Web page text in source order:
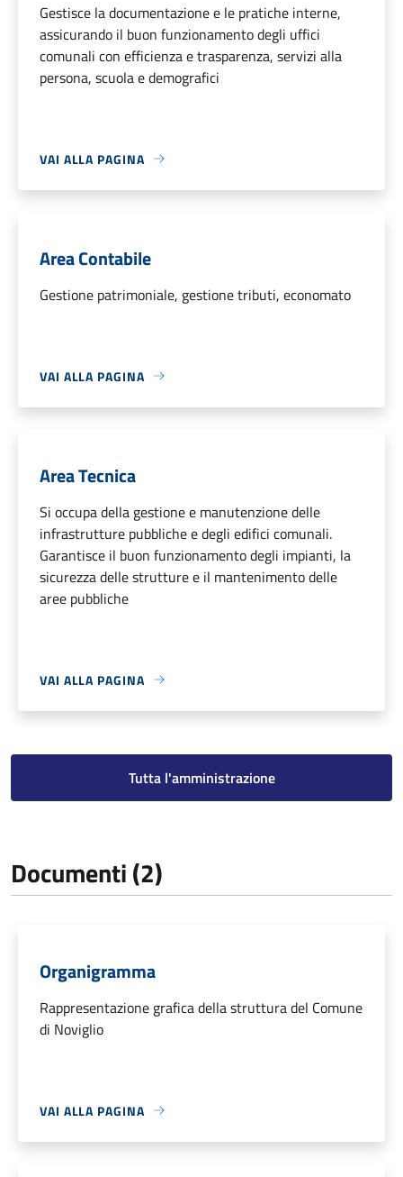
Gestisce la documentazione e le pratiche interne,
assicurando il buon funzionamento degli uffici
comunali con efficienza e trasparenza, servizi alla
persona, scuola e demografici
VAI ALLA PAGINA
Area Contabile
Gestione patrimoniale, gestione tributi, economato
VAI ALLA PAGINA
Area Tecnica
Si occupa della gestione e manutenzione delle
infrastrutture pubbliche e degli edifici comunali.
Garantisce il buon funzionamento degli impianti, la
sicurezza delle strutture e il mantenimento delle
aree pubbliche
VAI ALLA PAGINA
Tutta l'amministrazione
Documenti (2)
Organigramma
Rappresentazione grafica della struttura del Comune
di Noviglio
VAI ALLA PAGINA